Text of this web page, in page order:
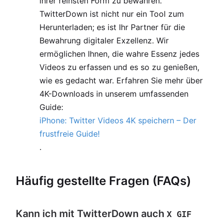
TwitterDown ist nicht nur ein Tool zum
Herunterladen; es ist Ihr Partner für die
Bewahrung digitaler Exzellenz. Wir
ermöglichen Ihnen, die wahre Essenz jedes
Videos zu erfassen und es so zu genießen,
wie es gedacht war. Erfahren Sie mehr über
4K-Downloads in unserem umfassenden
Guide:
iPhone: Twitter Videos 4K speichern – Der
frustfreie Guide!
.
Häufig gestellte Fragen (FAQs)
Kann ich mit TwitterDown auch X GIF